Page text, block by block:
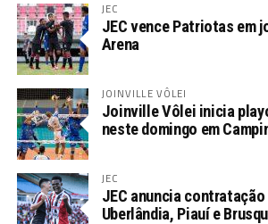
JEC
JEC vence Patriotas em
Arena
JOINVILLE VÔLEI
Joinville Vôlei inicia
neste domingo em
JEC
JEC anuncia
Uberlândia, Piauí e